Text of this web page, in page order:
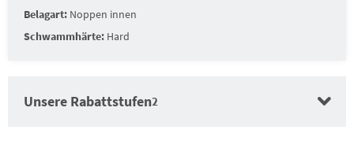
Belagart: Noppen innen
Schwammhärte: Hard
Unsere Rabattstufen2